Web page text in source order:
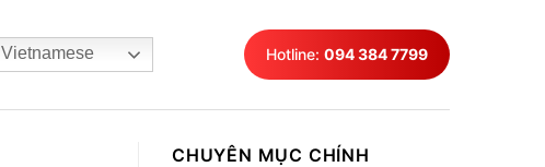
Vietnamese Hotline: 094 384 7799
CHUYÊN MỤC CHÍNH